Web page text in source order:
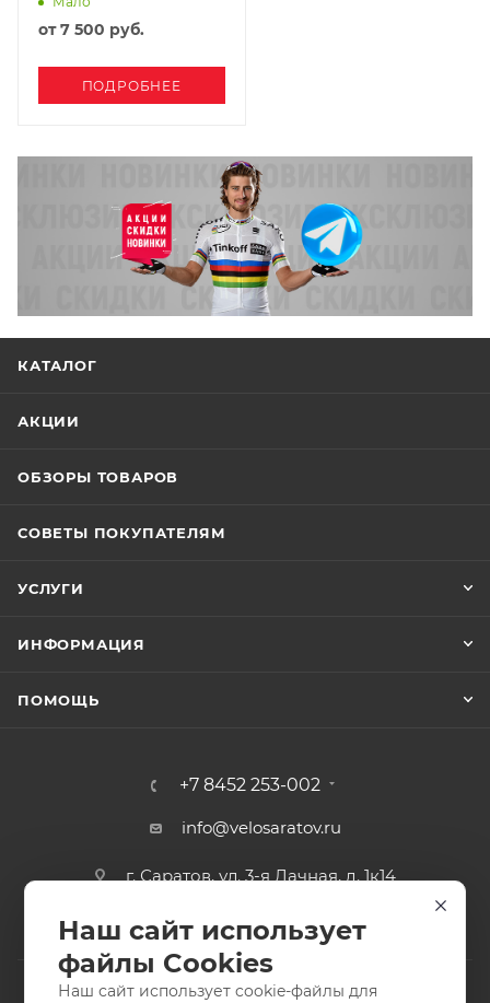
от7 500 руб.
ПОДРОБНЕЕ
КАТАЛОГ
АКЦИИ
ОБЗОРЫ ТОВАРОВ
СОВЕТЫ ПОКУПАТЕЛЯМ
УСЛУГИ
ИНФОРМАЦИЯ
ПОМОЩЬ
+7 8452 253-002
info@velosaratov.ru
г. Саратов, ул. 3-я Дачная, д. 1к14
Наш сайт использует
файлы Cookies
Наш сайт использует cookie-файлы для